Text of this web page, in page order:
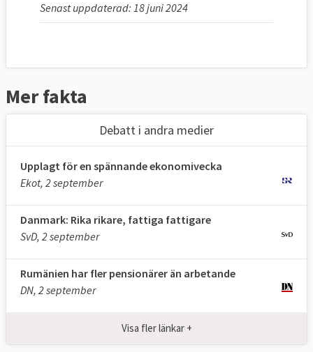
Senast uppdaterad: 18 juni 2024
Mer fakta
Debatt i andra medier
Upplagt för en spännande ekonomivecka
Ekot, 2 september
Danmark: Rika rikare, fattiga fattigare
SvD, 2 september
Rumänien har fler pensionärer än arbetande
DN, 2 september
Visa fler länkar +